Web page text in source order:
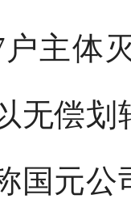
主体
无偿
国元